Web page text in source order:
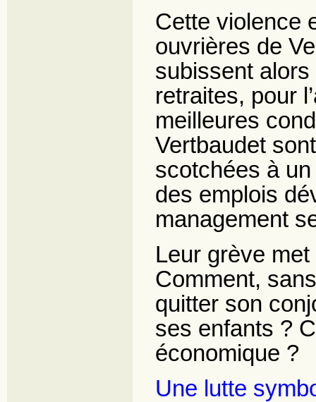
Cette violence
ouvrières de
subissent alors
retraites, pour
meilleures
Vertbaudet
scotchées à
des emplois
management
Leur grève
Comment,
quitter son
ses enfants ?
économique ?
Une lutte